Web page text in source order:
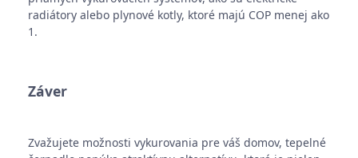
radiátory alebo plynové kotly, ktoré majú COP menej ako
1.
Záver
Zvažujete možnosti vykurovania pre váš domov, tepelné